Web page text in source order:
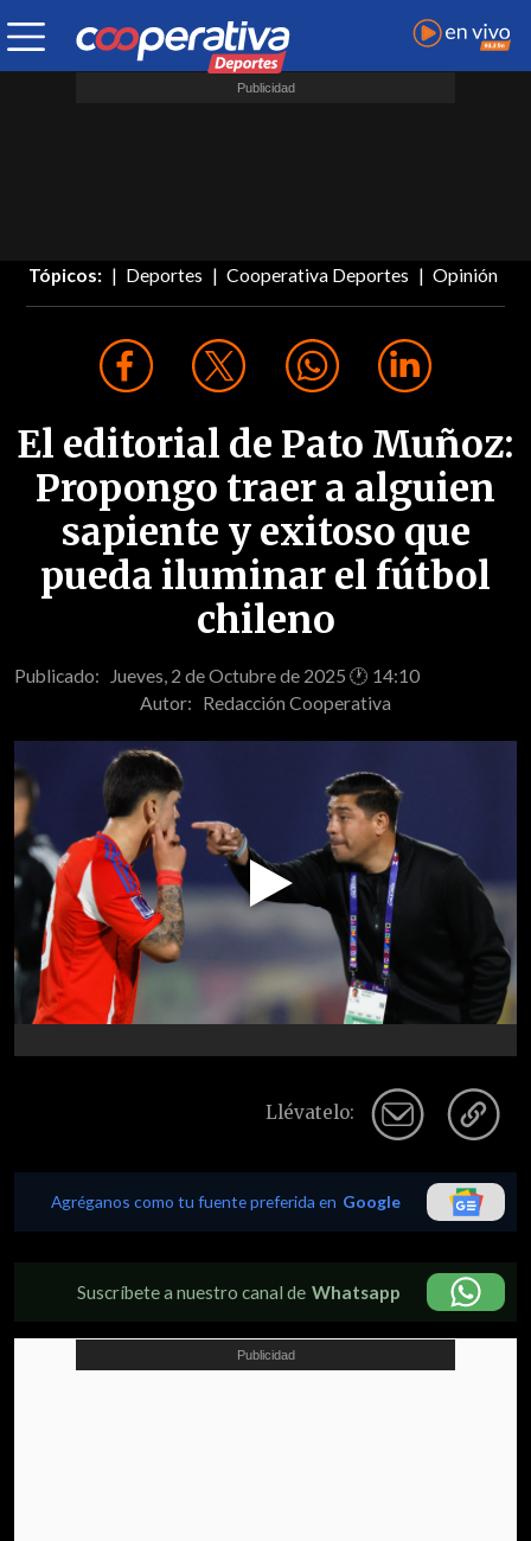
Tópicos: Deportes Cooperativa Deportes Opinión
El editorial de Pato Muñoz:
Propongo traer a alguien
sapiente y exitoso que
pueda iluminar el fútbol
chileno
Publicado: Jueves, 2 de Octubre de 2025 🕐 14:10
Autor: Redacción Cooperativa
Play
Video
Llévatelo:
Agréganos como tu fuente preferida en Google
Suscríbete a nuestro canal de Whatsapp